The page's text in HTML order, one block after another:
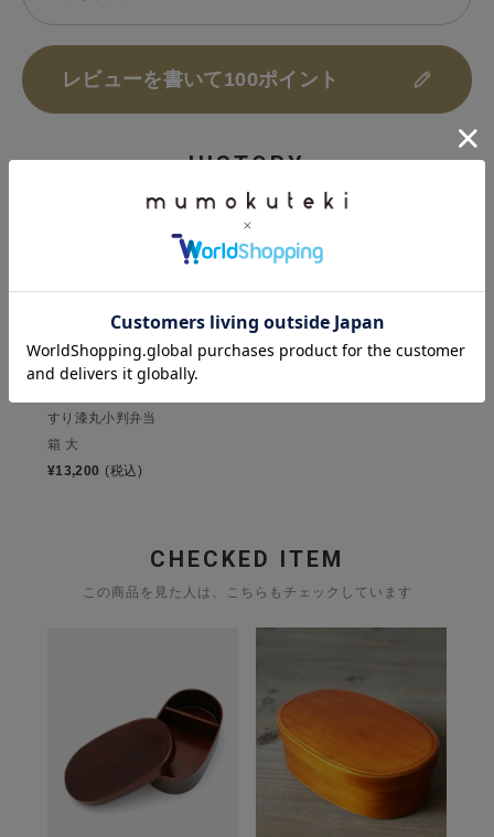
レビューを書いて100ポイント
HISTORY
最近チェックした商品
すり漆丸小判弁当
箱 大
¥13,200 (税込)
CHECKED ITEM
この商品を見た人は、こちらもチェックしています